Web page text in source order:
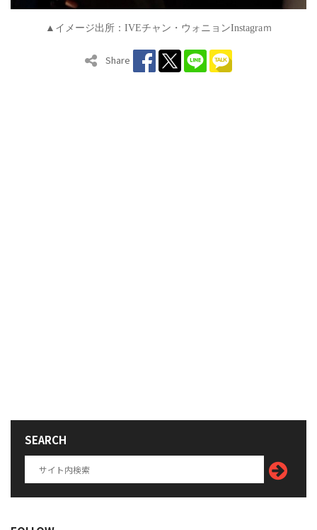
▲イメージ出所： IVEチャン・ウォニョンInstagraｍ
Share
SEARCH